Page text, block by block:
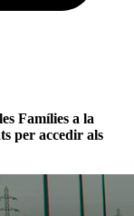
Famílies a la
per accedir als